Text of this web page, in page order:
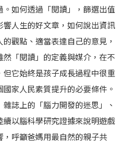
如何透過「閱讀」，篩選出值
人生的好文章，如何說出資訊
觀點、適當表達自己的意見，
「閱讀」的定義與媒介，在不
它始終是孩子成長過程中很重
家人民素質提升的必要條件。
誌上的「腦力開發的迷思」、
續以腦科學研究證據來說明遊戲
呼籲爸媽用最自然的親子共